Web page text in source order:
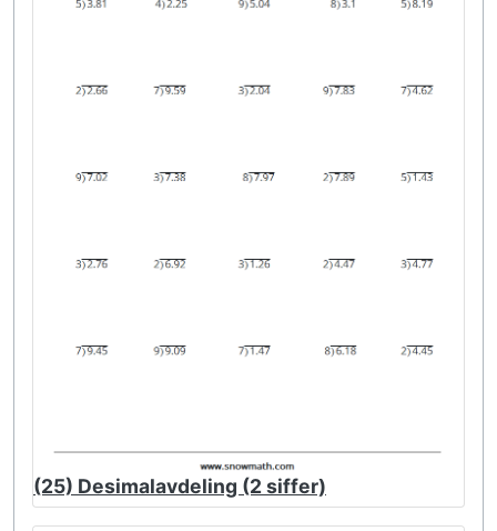
(25) Desimalavdeling (2 siffer)